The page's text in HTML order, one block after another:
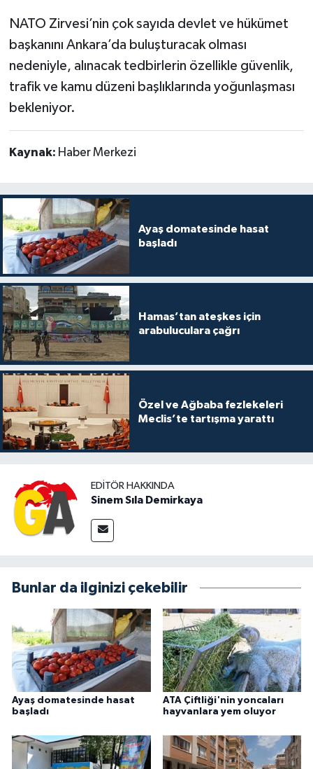
NATO Zirvesi’nin çok sayıda devlet ve hükümet
başkanını Ankara’da buluşturacak olması
nedeniyle, alınacak tedbirlerin özellikle güvenlik,
trafik ve kamu düzeni başlıklarında yoğunlaşması
bekleniyor.
Kaynak: Haber Merkezi
Ayaş domatesinde hasat
başladı
Hamas’tan ateşkes için
arabuluculara çağrı
Özel ve Ağbaba fezlekeleri
Meclis’te tartışma yarattı
EDITÖR HAKKINDA
Sinem Sıla Demirkaya
Bunlar da ilginizi çekebilir
Ayaş domatesinde hasat
başladı
ATA Çiftliği'nin yoncaları
hayvanlara yem oluyor